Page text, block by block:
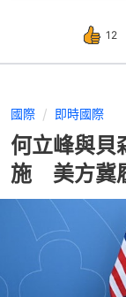
12
國際 即時國際
何立峰與貝
施 美方冀